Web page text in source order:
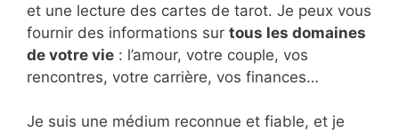
et une lecture des cartes de tarot. Je peux vous
fournir des informations sur tous les domaines
de votre vie : l’amour, votre couple, vos
rencontres, votre carrière, vos finances…
Je suis une médium reconnue et fiable, et je